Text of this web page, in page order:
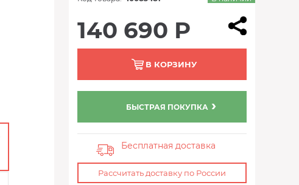
140 690 Р
В КОРЗИНУ
БЫСТРАЯ ПОКУПКА
Бесплатная доставка
Рассчитать доставку по России